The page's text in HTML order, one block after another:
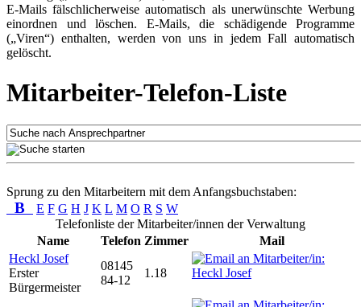
E-Mails fälschlicherweise automatisch als unerwünschte Werbung
einordnen und löschen. E-Mails, die schädigende Programme
(„Viren“) enthalten, werden von uns in jedem Fall automatisch
gelöscht.
Mitarbeiter-Telefon-Liste
Sprung zu den Mitarbeitern mit dem Anfangsbuchstaben:
B E F G H J K L M O R S W
Telefonliste der Mitarbeiter/innen der Verwaltung
Name
Telefon Zimmer
Mail
Heckl Josef
Erster
Bürgermeister
08145
84-12
1.18